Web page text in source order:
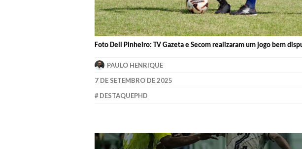
Foto Dell Pinheiro: TV Gazeta e Secom realizaram um jogo bem
PAULO HENRIQUE
7 DE SETEMBRO DE 2025
DESTAQUEPHD